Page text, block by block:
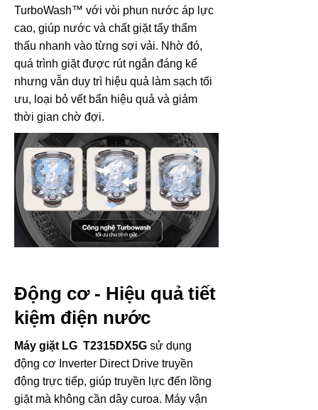
TurboWash™ với vòi phun nước áp lực
cao, giúp nước và chất giặt tẩy thẩm
thấu nhanh vào từng sợi vải. Nhờ đó,
quá trình giặt được rút ngắn đáng kể
nhưng vẫn duy trì hiệu quả làm sạch tối
ưu, loại bỏ vết bẩn hiệu quả và giảm
thời gian chờ đợi.
Động cơ - Hiệu quả tiết
kiệm điện nước
Máy giặt LG T2315DX5G sử dụng
động cơ Inverter Direct Drive truyền
động trực tiếp, giúp truyền lực đến lồng
giặt mà không cần dây curoa. Máy vận